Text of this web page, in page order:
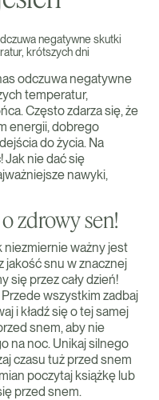
negatywne skutki
krótszych dni
odczuwa negatywne
temperatur,
Często zdarza się, że
energii, dobrego
do życia. Na
Jak nie dać się
nawyki,
zdrowy sen!
niezmiernie ważny jest
jakość snu w znacznej
się przez cały dzień!
wszystkim zadbaj
i kładź się o tej samej
snem, aby nie
na noc. Unikaj silnego
czasu tuż przed snem
poczytaj książkę lub
przed snem.